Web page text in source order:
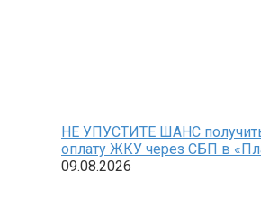
НЕ УПУСТИТЕ ШАНС
оплату ЖКУ через СБП в
09.08.2026